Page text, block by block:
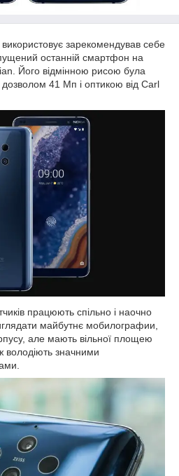
зарекомендував себе
останній смартфон на
Його відмінною рисою була
41 Мп і оптикою від Carl
працюють спільно і наочно
майбутнє мобилографии,
але мають вільної площею
володіють значними